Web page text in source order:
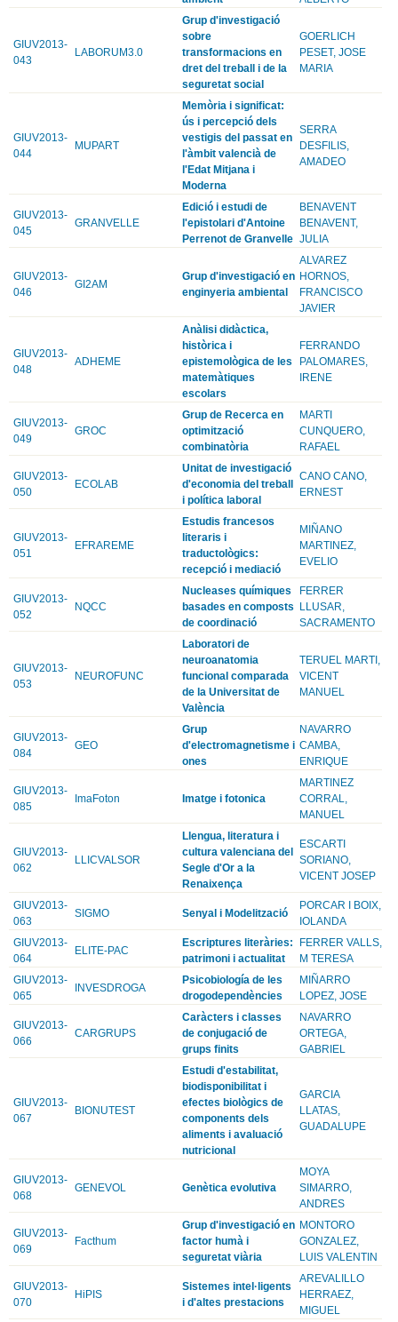
GIUV2013-
043
LABORUM3.0
Grup d'investigació
sobre
transformacions en
dret del treball i de la
seguretat social
GOERLICH
PESET, JOSE
MARIA
GIUV2013-
044
MUPART
Memòria i significat:
ús i percepció dels
vestigis del passat en
l'àmbit valencià de
l'Edat Mitjana i
Moderna
SERRA
DESFILIS,
AMADEO
GIUV2013-
045
GRANVELLE
Edició i estudi de
l'epistolari d'Antoine
Perrenot de Granvelle
BENAVENT
BENAVENT,
JULIA
GIUV2013-
046
GI2AM
Grup d'investigació en
enginyeria ambiental
ALVAREZ
HORNOS,
FRANCISCO
JAVIER
GIUV2013-
048
ADHEME
Anàlisi didàctica,
històrica i
epistemològica de les
matemàtiques
escolars
FERRANDO
PALOMARES,
IRENE
GIUV2013-
049
GROC
Grup de Recerca en
optimització
combinatòria
MARTI
CUNQUERO,
RAFAEL
GIUV2013-
050
ECOLAB
Unitat de investigació
d'economia del treball
i política laboral
CANO CANO,
ERNEST
GIUV2013-
051
EFRAREME
Estudis francesos
literaris i
traductològics:
recepció i mediació
MIÑANO
MARTINEZ,
EVELIO
GIUV2013-
052
NQCC
Nucleases químiques
basades en composts
de coordinació
FERRER
LLUSAR,
SACRAMENTO
GIUV2013-
053
NEUROFUNC
Laboratori de
neuroanatomia
funcional comparada
de la Universitat de
València
TERUEL MARTI,
VICENT
MANUEL
GIUV2013-
084
GEO
Grup
d'electromagnetisme i
ones
NAVARRO
CAMBA,
ENRIQUE
GIUV2013-
085
ImaFoton Imatge i fotonica
MARTINEZ
CORRAL,
MANUEL
GIUV2013-
062
LLICVALSOR
Llengua, literatura i
cultura valenciana del
Segle d'Or a la
Renaixença
ESCARTI
SORIANO,
VICENT JOSEP
GIUV2013-
063
SIGMO Senyal i Modelització
PORCAR I BOIX,
IOLANDA
GIUV2013-
064
ELITE-PAC
Escriptures literàries:
patrimoni i actualitat
FERRER VALLS,
M TERESA
GIUV2013-
065
INVESDROGA
Psicobiología de les
drogodependències
MIÑARRO
LOPEZ, JOSE
GIUV2013-
066
CARGRUPS
Caràcters i classes
de conjugació de
grups finits
NAVARRO
ORTEGA,
GABRIEL
GIUV2013-
067
BIONUTEST
Estudi d'estabilitat,
biodisponibilitat i
efectes biològics de
components dels
aliments i avaluació
nutricional
GARCIA
LLATAS,
GUADALUPE
GIUV2013-
068
GENEVOL Genètica evolutiva
MOYA
SIMARRO,
ANDRES
GIUV2013-
069
Facthum
Grup d'investigació en
factor humà i
seguretat viària
MONTORO
GONZALEZ,
LUIS VALENTIN
GIUV2013-
070
HiPIS
Sistemes intel·ligents
i d'altes prestacions
AREVALILLO
HERRAEZ,
MIGUEL